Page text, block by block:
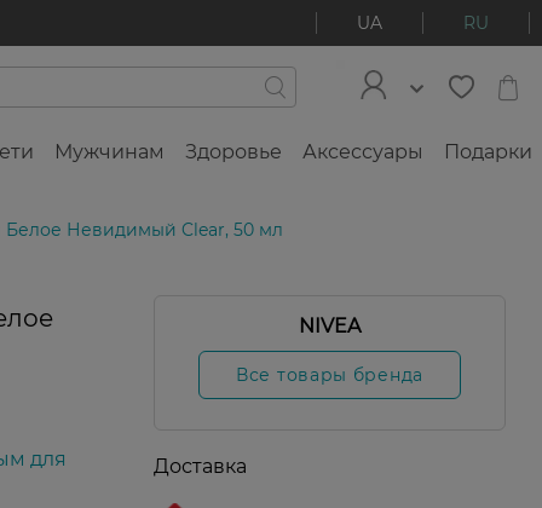
UA RU
Мужчинам Здоровье Аксессуары Подарки
Белое Невидимый Clear, 50 мл
для
NIVEA
Все товары бренда
Доставка